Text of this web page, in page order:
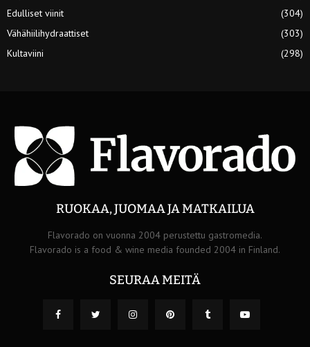
Edulliset viinit
(304)
Vähähiilihydraattiset
(303)
Kultaviini
(298)
RUOKAA, JUOMAA JA MATKAILUA
Flavorado on vuonna 2004 perustettu gastromedia.
Flavorado is a food & wine media founded 2004 in Finland.
SEURAA MEITÄ